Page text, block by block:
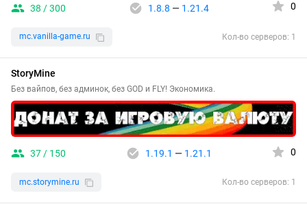
38 / 300 1.8.8 — 1.21.4 0
mc.vanilla-game.ru Кол-во серверов: 1
StoryMine
Без вайпов, без админок, без GOD и FLY! Экономика.
37 / 150 1.19.1 — 1.21.1 0
mc.storymine.ru Кол-во серверов: 1